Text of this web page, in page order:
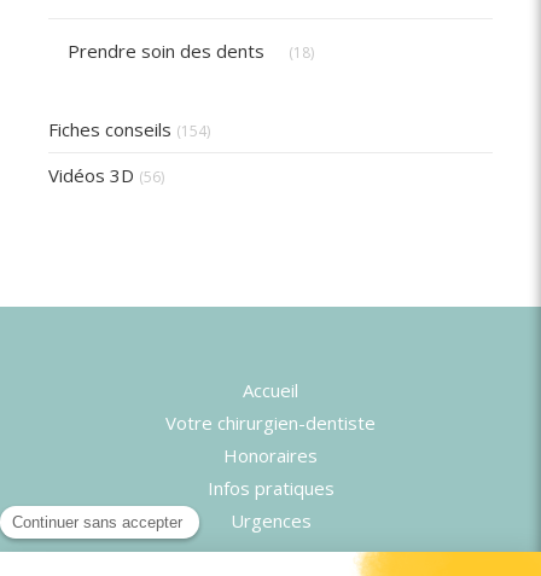
Prendre soin des dents (18)
Fiches conseils (154)
Vidéos 3D (56)
Accueil
Votre chirurgien-dentiste
Honoraires
Infos pratiques
Urgences
©2025 Cabinet d'endodontie du Dr Mehdi Seffih -